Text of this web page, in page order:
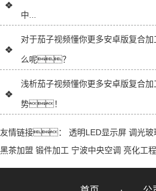
中...
对于茄子视频懂你更多安卓版复合
么呢？
浅析茄子视频懂你更多安卓版复合
势！
友情链接： 透明LED显示屏 调光玻
黑茶加盟 锻件加工 宁波中央空调 亮化工